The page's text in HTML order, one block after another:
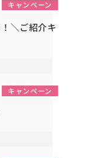
キャンペーン
＼ご紹介キ
キャンペーン